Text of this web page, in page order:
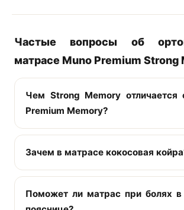
Частые вопросы об
матрасе Muno Premium Strong
Чем Strong Memory отличается
Premium Memory?
Зачем в матрасе кокосовая
Поможет ли матрас при болях в